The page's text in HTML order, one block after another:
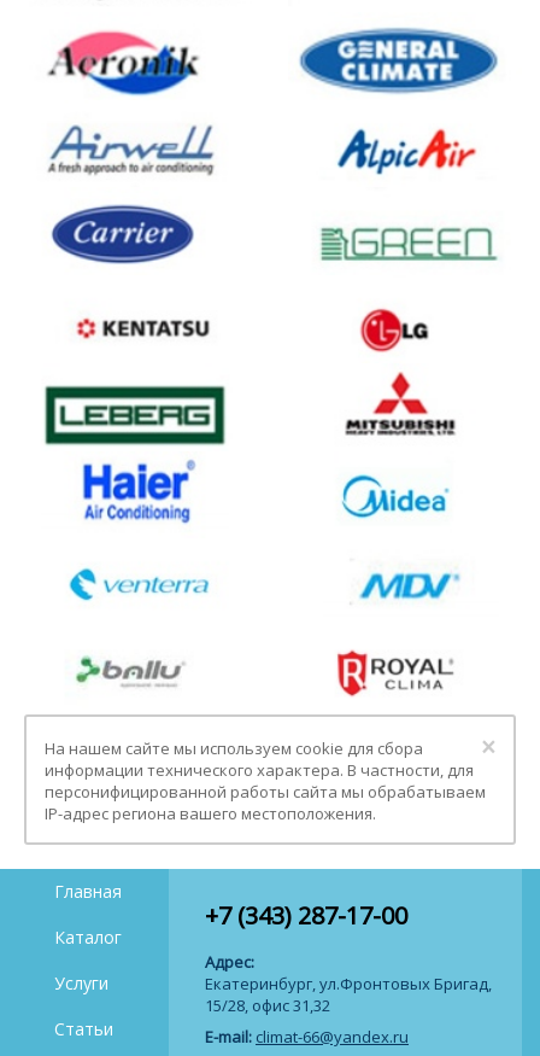
×
На нашем сайте мы используем cookie для сбора
информации технического характера. В частности, для
персонифицированной работы сайта мы обрабатываем
IP-адрес региона вашего местоположения.
+7 (343) 287-17-00
Адрес:
Екатеринбург, ул.Фронтовых Бригад,
15/28, офис 31,32
E-mail: climat-66@yandex.ru
Главная
Каталог
Услуги
Статьи